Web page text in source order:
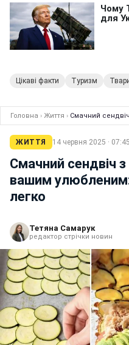
Цікаві факти Туризм
Головна › Життя › Смачний
ЖИТТЯ 14 червня 2025 · 07:45
Смачний сендвіч
вашим
легко
Тетяна Самарук
редактор стрічки новин